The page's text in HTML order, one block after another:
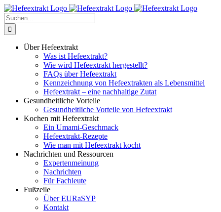
Zum
Inhalt
springen
Suche
nach:
Über Hefeextrakt
Was ist Hefeextrakt?
Wie wird Hefeextrakt hergestellt?
FAQs über Hefeextrakt
Kennzeichnung von Hefeextrakten als Lebensmittel
Hefeextrakt – eine nachhaltige Zutat
Gesundheitliche Vorteile
Gesundheitliche Vorteile von Hefeextrakt
Kochen mit Hefeextrakt
Ein Umami-Geschmack
Hefeextrakt-Rezepte
Wie man mit Hefeextrakt kocht
Nachrichten und Ressourcen
Expertenmeinung
Nachrichten
Für Fachleute
Fußzeile
Über EURaSYP
Kontakt